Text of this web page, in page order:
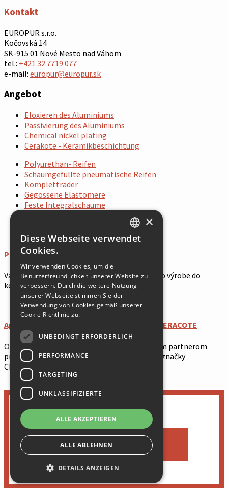
Kontakt
EUROPUR s.r.o.
Kočovská 14
SK-915 01 Nové Mesto nad Váhom
tel.: +421 32 7719 077
e-mail: europur@europur.sk
Angebot
Eloxieren des Aluminiums
Passivierung des Aluminiums
Chemical nickel plating
Cerakote - Keramikbeschichtung
Polyurethan- Reifen
Schaumgefüllte pneumatische Reifen
Kompletträder
Gegossene Elastomere
Feste Integralschaume
2
Prevádzka do konca roka 2024
Vážení zákazníci, radi by sme Vás informovali o výrobe do
konca roka 2024.
Aplikovanie keramického povlaku značky CERACOTE
Od októbra 2021 sme pre Slovensko oficiálnym partnerom
pre aplikáciu keramického povlaku americkej značky
CERACOTE.
×
SLOVAK
ENGLISH
HUNGARIAN
×
Diese Webseite verwendet
Cookies.
Wir verwenden Cookies, um die
Benutzerfreundlichkeit unserer Website zu
verbessern. Durch die weitere Nutzung
unserer Webseite stimmen Sie der
Verwendung von Cookies gemäß unserer
Cookie-Richtlinie zu.
UNBEDINGT ERFORDERLICH
PERFORMANCE
TARGETING
UNKLASSIFIZIERTE
ALLE AKZEPTIEREN
ALLE ABLEHNEN
DETAILS ANZEIGEN